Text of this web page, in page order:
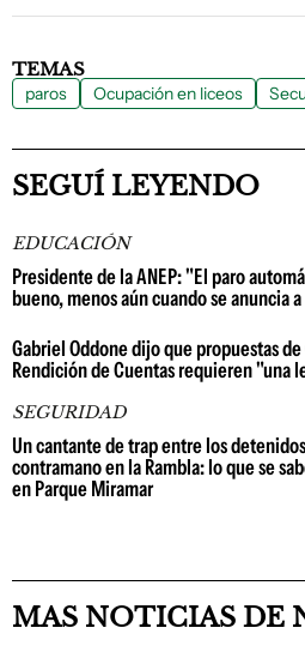
TEMAS
paros Ocupación en liceos
SEGUÍ LEYENDO
EDUCACIÓN
Presidente de la ANEP: "El paro
bueno, menos aún cuando se anuncia
Gabriel Oddone dijo que propuestas
Rendición de Cuentas requieren "una
SEGURIDAD
Un cantante de trap entre los
contramano en la Rambla: lo que se
en Parque Miramar
MAS NOTICIAS DE